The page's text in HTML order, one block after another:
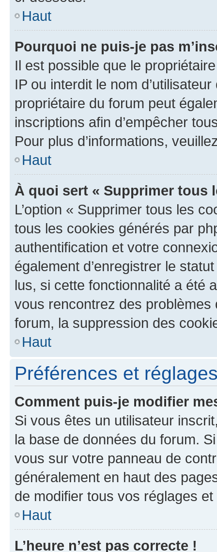
Haut
Pourquoi ne puis-je pas
Il est possible que le
IP ou interdit le nom
propriétaire du forum peut
inscriptions afin d’empêcher
Pour plus d’informations,
Haut
À quoi sert « Supprimer tous
L’option « Supprimer tous les
tous les cookies générés par
authentification et votre
également d’enregistrer le
lus, si cette fonctionnalité a été
vous rencontrez des
forum, la suppression des
Haut
Préférences et
Comment puis-je modifier
Si vous êtes un utilisateur
la base de données du forum.
vous sur votre panneau de
généralement en haut des
de modifier tous vos réglages
Haut
L’heure n’est pas correcte !